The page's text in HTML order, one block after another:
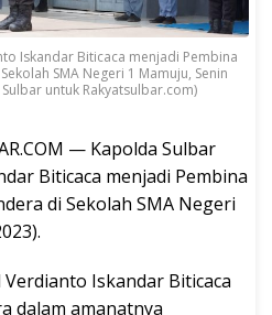
Iskandar Biticaca menjadi Pembina
SMA Negeri 1 Mamuju, Senin
untuk Rakyatsulbar.com)
— Kapolda Sulbar
Biticaca menjadi Pembina
di Sekolah SMA Negeri
Iskandar Biticaca
dalam amanatnya